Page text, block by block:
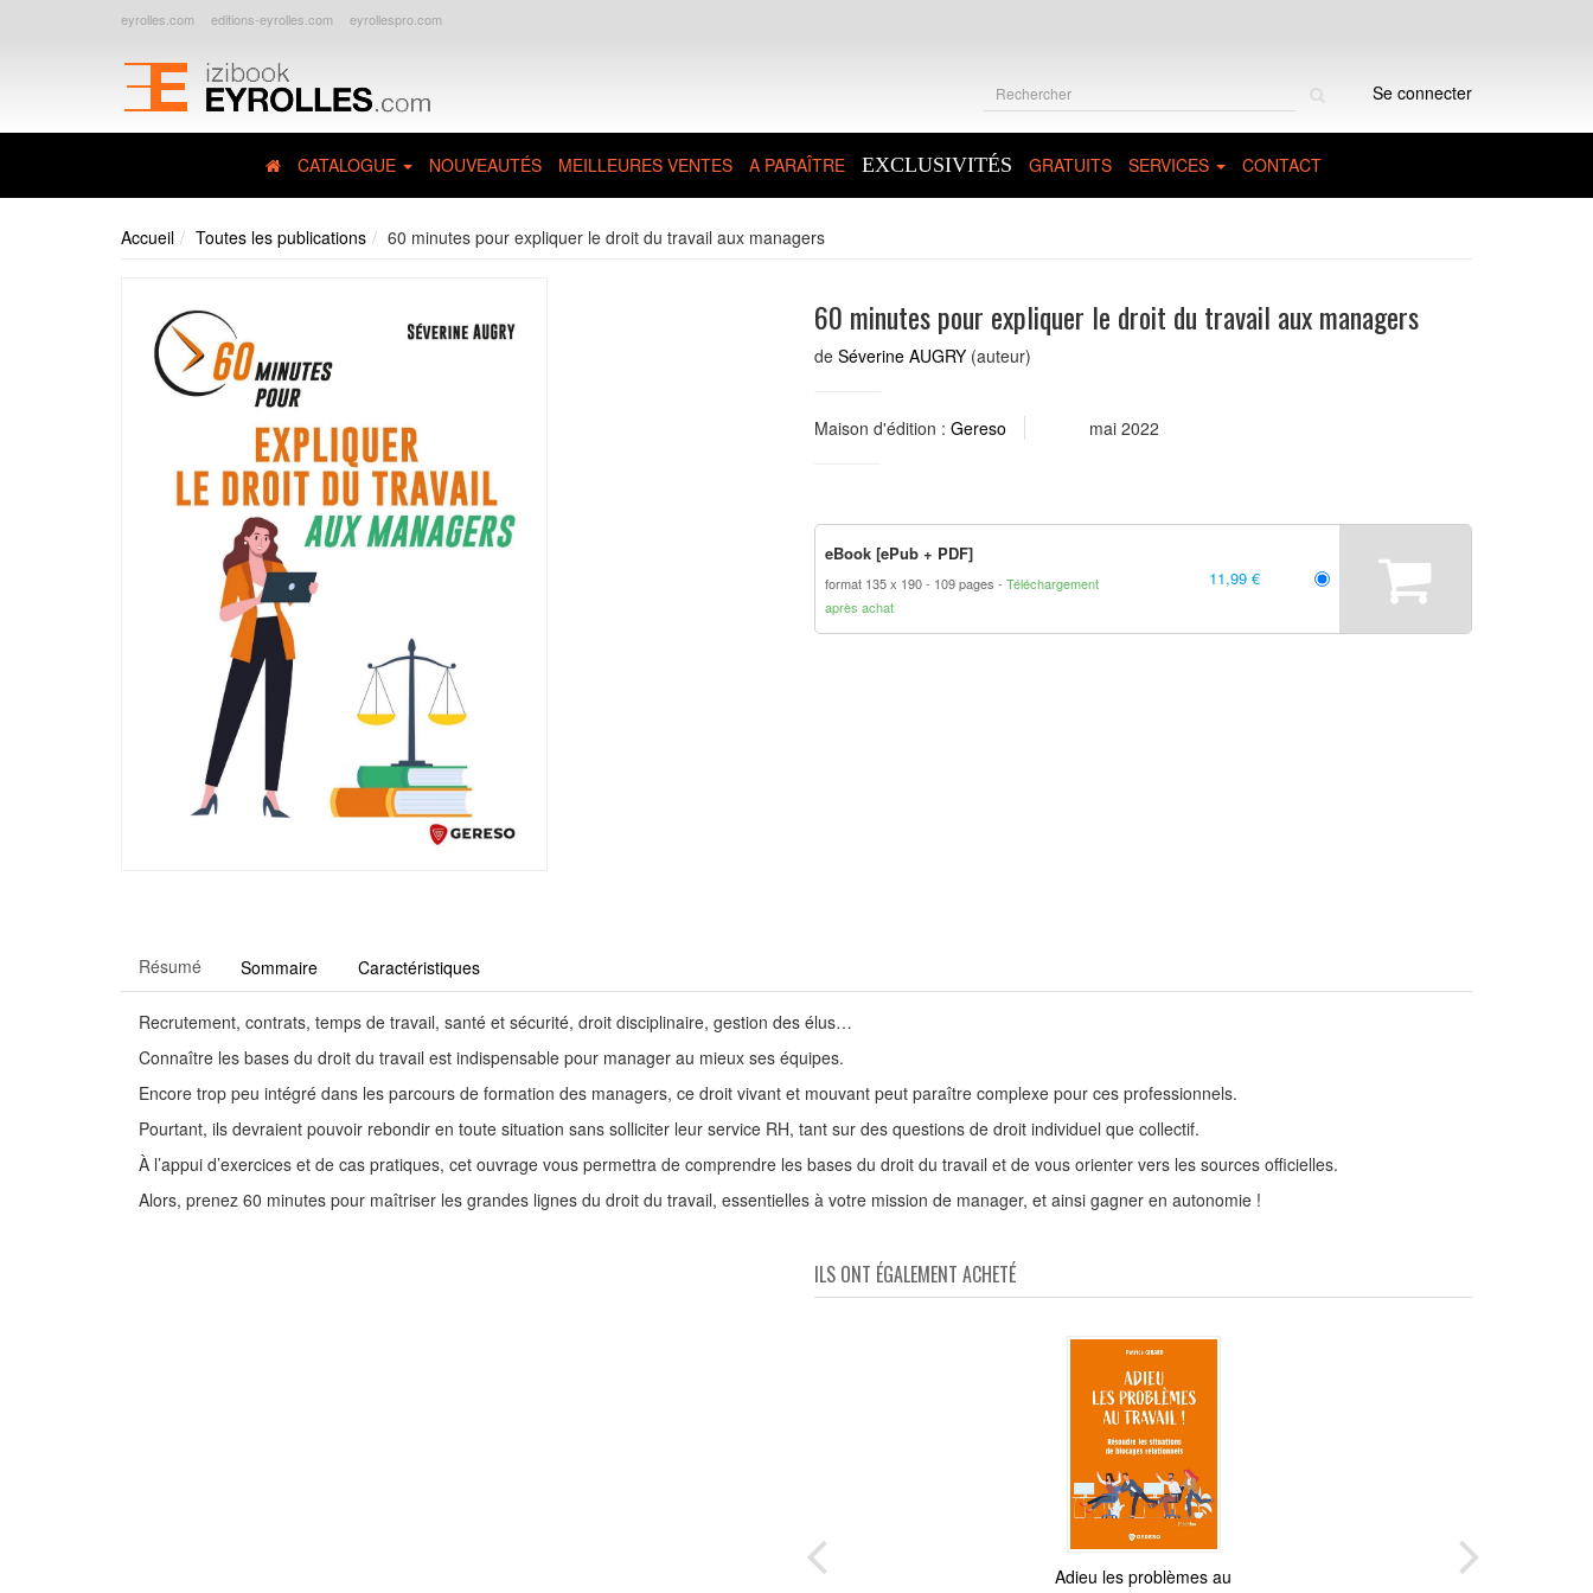
eyrolles.com editions-eyrolles.com eyrollespro.com
Se connecter
CATALOGUE NOUVEAUTÉS MEILLEURES VENTES A PARAÎTRE EXCLUSIVITÉS GRATUITS SERVICES CONTACT
Accueil Toutes les publications 60 minutes pour expliquer le droit du travail aux managers
60 minutes pour expliquer le droit du travail aux managers
de Séverine AUGRY (auteur)
Maison d'édition : Gereso mai 2022
eBook [ePub + PDF]
format 135 x 190 109 pages
Téléchargement
après achat
11,99 €
Résumé Sommaire Caractéristiques
Recrutement, contrats, temps de travail, santé et sécurité, droit disciplinaire, gestion des élus…
Connaître les bases du droit du travail est indispensable pour manager au mieux ses équipes.
Encore trop peu intégré dans les parcours de formation des managers, ce droit vivant et mouvant peut paraître complexe pour ces professionnels.
Pourtant, ils devraient pouvoir rebondir en toute situation sans solliciter leur service RH, tant sur des questions de droit individuel que collectif.
À l’appui d’exercices et de cas pratiques, cet ouvrage vous permettra de comprendre les bases du droit du travail et de vous orienter vers les sources officielles.
Alors, prenez 60 minutes pour maîtriser les grandes lignes du droit du travail, essentielles à votre mission de manager, et ainsi gagner en autonomie !
ILS ONT ÉGALEMENT ACHETÉ
Adieu les problèmes au